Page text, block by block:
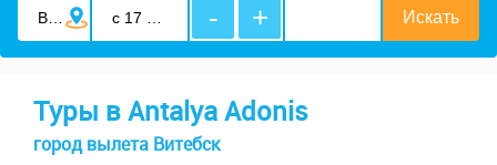
- +
Туры в Antalya Adonis
город вылета Витебск